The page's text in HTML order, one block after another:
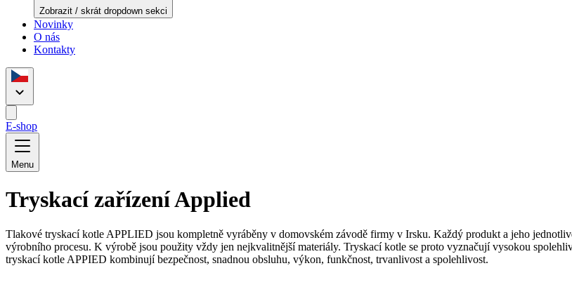
Zobrazit / skrát dropdown sekci
Novinky
O nás
Kontakty
E-shop
Menu
Tryskací zařízení Applied
Tlakové tryskací kotle APPLIED jsou kompletně vyráběny v domovském závodě firmy v Irsku. Každý produkt a jeho
výrobního procesu. K výrobě jsou použity vždy jen nejkvalitnější materiály. Tryskací kotle se proto vyznačují vysokou
tryskací kotle APPIED kombinují bezpečnost, snadnou obsluhu, výkon, funkčnost, trvanlivost a spolehlivost.